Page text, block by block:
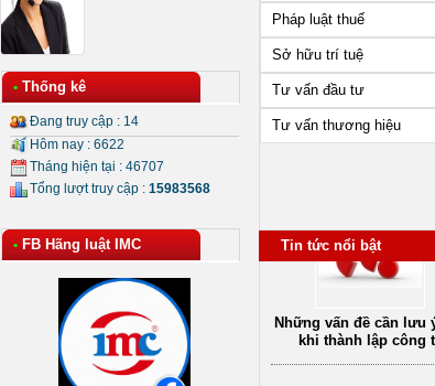
• Thống kê
Đang truy cập : 14
Hôm nay : 6622
Tháng hiện tại : 46707
Tổng lượt truy cập : 15983568
• FB Hãng luật IMC
Pháp luật thuế
Sở hữu trí tuệ
Tư vấn đầu tư
Tư vấn thương hiệu
Tin tức nổi bật
khi thành lập công ty